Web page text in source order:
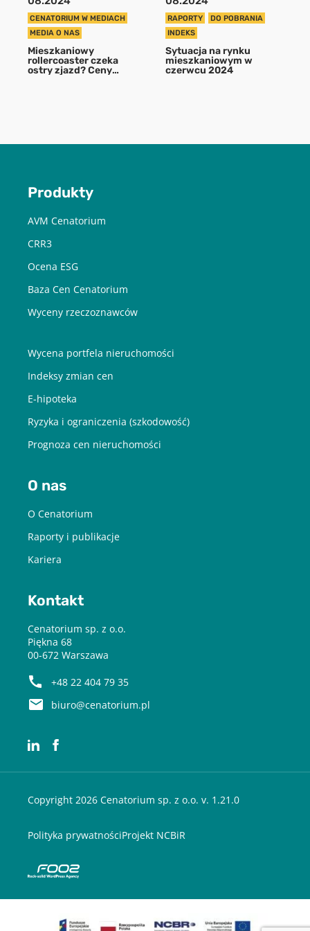
POBIERZ
Chcę otrzymywać treści o charakterze marketingowym drogą e-
CENATORIUM W MEDIACH
MEDIA O NAS
Mieszkaniowy
rollercoaster czeka
ostry zjazd? Ceny
RAPORTY
DO POBRANIA
INDEKS
Sytuacja na rynku
mieszkaniowym w
czerwcu 2024
Produkty
AVM Cenatorium
CRR3
Ocena ESG
Baza Cen Cenatorium
Wyceny rzeczoznawców
Wycena portfela nieruchomości
Indeksy zmian cen
E-hipoteka
Ryzyka i ograniczenia (szkodowość)
Prognoza cen nieruchomości
O nas
O Cenatorium
Raporty i publikacje
Kariera
Kontakt
Cenatorium sp. z o.o.
Piękna 68
00-672 Warszawa
+48 22 404 79 35
biuro@cenatorium.pl
Copyright 2026 Cenatorium sp. z o.o. v. 1.21.0
Polityka prywatnościProjekt NCBiR